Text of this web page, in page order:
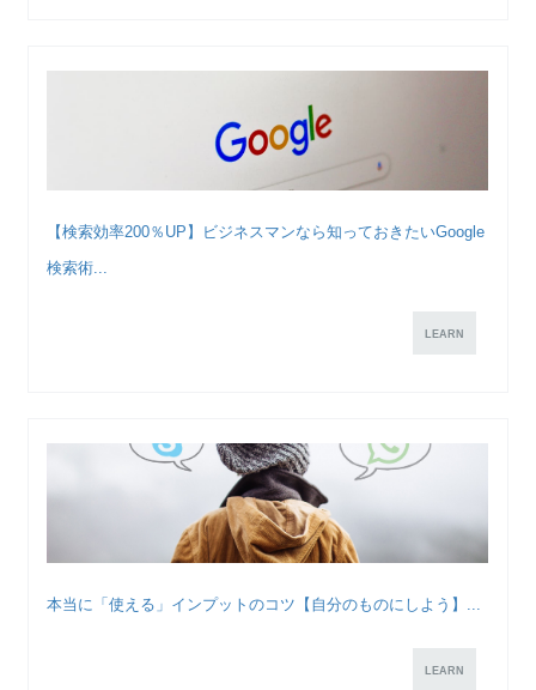
【検索効率200％UP】ビジネスマンなら知っておきたいGoogle
検索術...
LEARN
本当に「使える」インプットのコツ【自分のものにしよう】...
LEARN